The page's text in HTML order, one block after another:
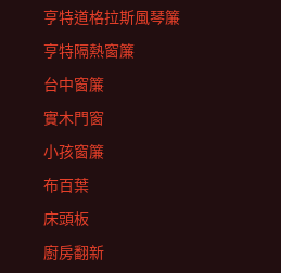
亨特道格拉斯風琴簾
亨特隔熱窗簾
台中窗簾
實木門窗
小孩窗簾
布百葉
床頭板
廚房翻新